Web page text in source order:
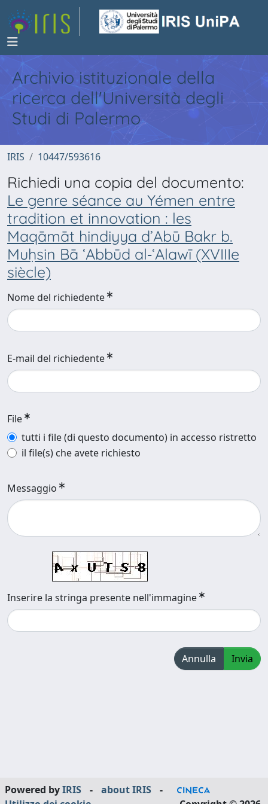
Archivio istituzionale della
ricerca dell'Università degli
Studi di Palermo
IRIS 10447/593616
Richiedi una copia del documento:
Le genre séance au Yémen entre
tradition et innovation : les
Maqāmāt hindiyya d’Abū Bakr b.
Muḥsin Bā ‘Abbūd al‑‘Alawī (XVIIIe
siècle)
Nome del richiedente
E-mail del richiedente
File
tutti i file (di questo documento) in accesso ristretto
il file(s) che avete richiesto
Messaggio
Inserire la stringa presente nell'immagine
Annulla Invia
Powered byIRIS - about IRIS
-